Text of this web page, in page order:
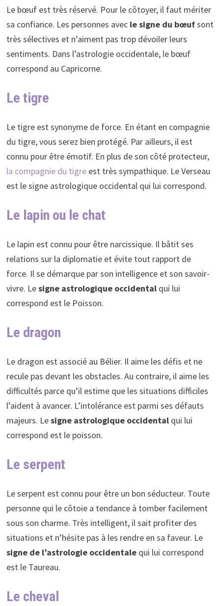
Le bœuf est très réservé. Pour le côtoyer, il faut mériter
sa confiance. Les personnes avec le signe du bœufsont
très sélectives et n’aiment pas trop dévoiler leurs
sentiments. Dans l’astrologie occidentale, le bœuf
correspond au Capricorne.
Le tigre
Le tigre est synonyme de force. En étant en compagnie
du tigre, vous serez bien protégé. Par ailleurs, il est
connu pour être émotif. En plus de son côté protecteur,
la compagnie du tigre est très sympathique. Le Verseau
est le signe astrologique occidental qui lui correspond.
Le lapin ou le chat
Le lapin est connu pour être narcissique. Il bâtit ses
relations sur la diplomatie et évite tout rapport de
force. Il se démarque par son intelligence et son savoir-
vivre. Lesigne astrologique occidentalqui lui
correspond est le Poisson.
Le dragon
Le dragon est associé au Bélier. Il aime les défis et ne
recule pas devant les obstacles. Au contraire, il aime les
difficultés parce qu’il estime que les situations difficiles
l’aident à avancer. L’intolérance est parmi ses défauts
majeurs. Lesigne astrologique occidentalqui lui
correspond est le poisson.
Le serpent
Le serpent est connu pour être un bon séducteur. Toute
personne qui le côtoie a tendance à tomber facilement
sous son charme. Très intelligent, il sait profiter des
situations et n’hésite pas à les rendre en sa faveur. Le
signe de l’astrologie occidentalequi lui correspond
est le Taureau.
Le cheval